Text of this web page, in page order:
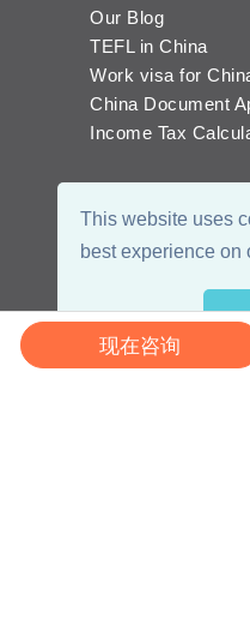
This website uses
best experience on
Our Blog
TEFL in China
Work visa for
China Document
Income Tax
现在咨询